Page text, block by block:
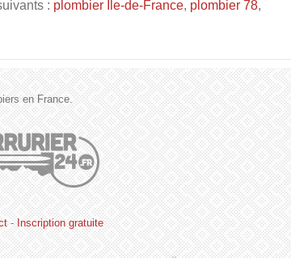
: plombier Île-de-France, plombier 78,
en France.
- Inscription gratuite